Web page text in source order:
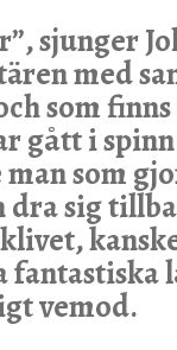
sjunger
med
som
gått i
man som
sig
fantastiska
vemod.